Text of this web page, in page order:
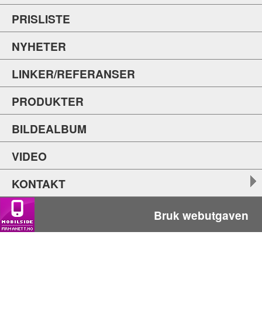
PRISLISTE
NYHETER
LINKER/REFERANSER
PRODUKTER
BILDEALBUM
VIDEO
KONTAKT
Bruk webutgaven